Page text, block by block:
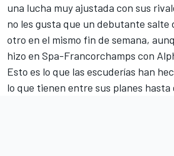
una lucha muy ajustada con sus
no les gusta que un debutante salte
otro en el mismo fin de semana,
hizo en Spa-Francorchamps con
Esto es lo que las escuderías han
lo que tienen entre sus planes hasta